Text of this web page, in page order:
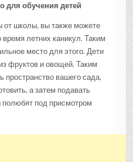
для обучения детей
от школы, вы также можете
время летних каникул. Таким
место для этого. Дети
фруктов и овощей. Таким
пространство вашего сада,
а затем подавать
полюбят под присмотром